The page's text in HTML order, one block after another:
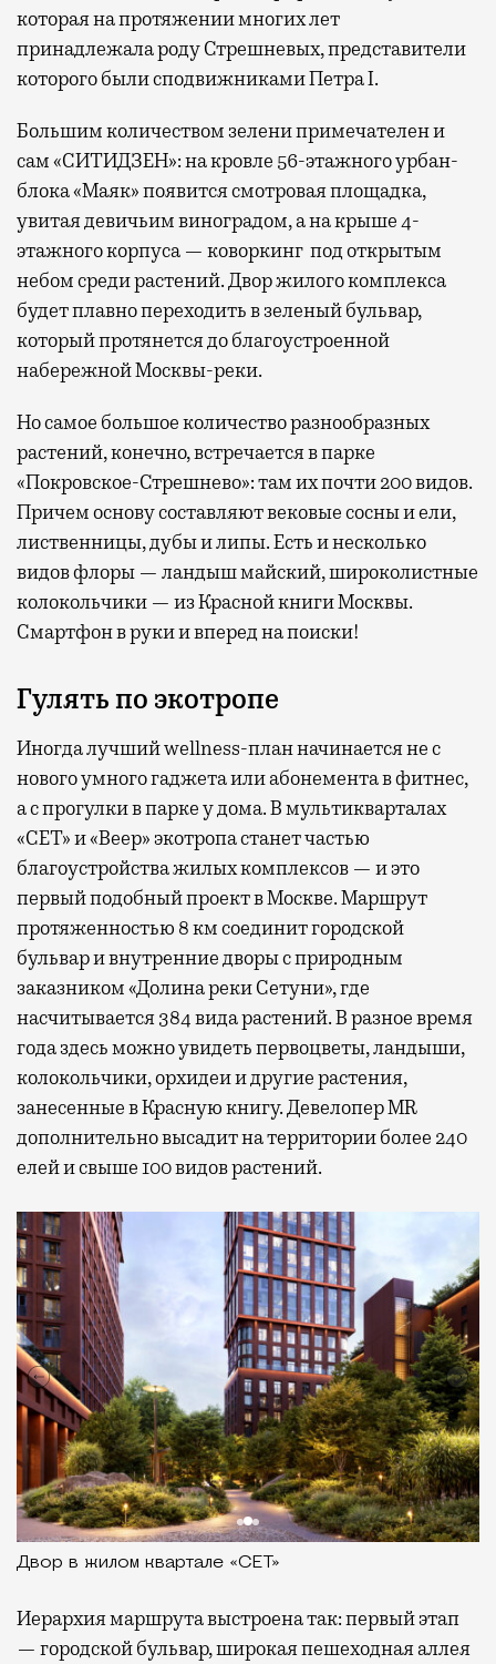
которая на протяжении многих лет
принадлежала роду Стрешневых, представители
которого были сподвижниками Петра I.
Большим количеством зелени примечателен и
сам «СИТИДЗЕН»: на кровле 56-этажного урбан-
блока «Маяк» появится смотровая площадка,
увитая девичьим виноградом, а на крыше 4-
этажного корпуса — коворкинг под открытым
небом среди растений. Двор жилого комплекса
будет плавно переходить в зеленый бульвар,
который протянется до благоустроенной
набережной Москвы-реки.
Но самое большое количество разнообразных
растений, конечно, встречается в парке
«Покровское-Стрешнево»: там ихпочти 200 видов.
Причем основу составляют вековые сосны и ели,
лиственницы, дубы и липы. Есть и несколько
видов флоры — ландыш майский, широколистные
колокольчики — из Красной книги Москвы.
Смартфон в руки и вперед на поиски!
Гулять по экотропе
Иногда лучший wellness-план начинается не с
нового умного гаджета или абонемента в фитнес,
а с прогулки в парке у дома. В мультикварталах
«СЕТ» и «Веер» экотропа станет частью
благоустройства жилых комплексов — и это
первый подобный проект в Москве. Маршрут
протяженностью 8 км соединит городской
бульвар и внутренние дворы с природным
заказником «Долина реки Сетуни», где
насчитывается 384 вида растений. В разное время
года здесь можно увидеть первоцветы, ландыши,
колокольчики, орхидеи и другие растения,
занесенные в Красную книгу. Девелопер MR
дополнительно высадит на территории более 240
елей и свыше 100 видов растений.
Двор в жилом квартале «СЕТ»
Иерархия маршрута выстроена так: первый этап
— городской бульвар, широкая пешеходная аллея